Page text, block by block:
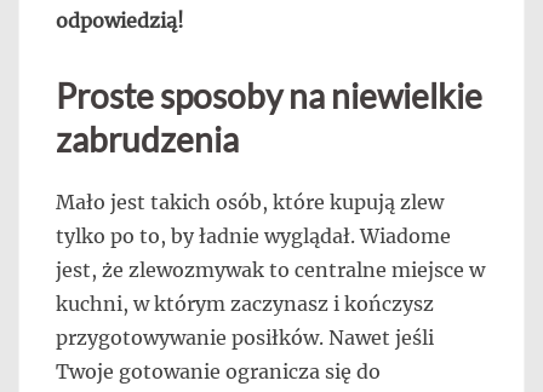
odpowiedzią!
Proste sposoby na niewielkie
zabrudzenia
Mało jest takich osób, które kupują zlew
tylko po to, by ładnie wyglądał. Wiadome
jest, że zlewozmywak to centralne miejsce w
kuchni, w którym zaczynasz i kończysz
przygotowywanie posiłków. Nawet jeśli
Twoje gotowanie ogranicza się do